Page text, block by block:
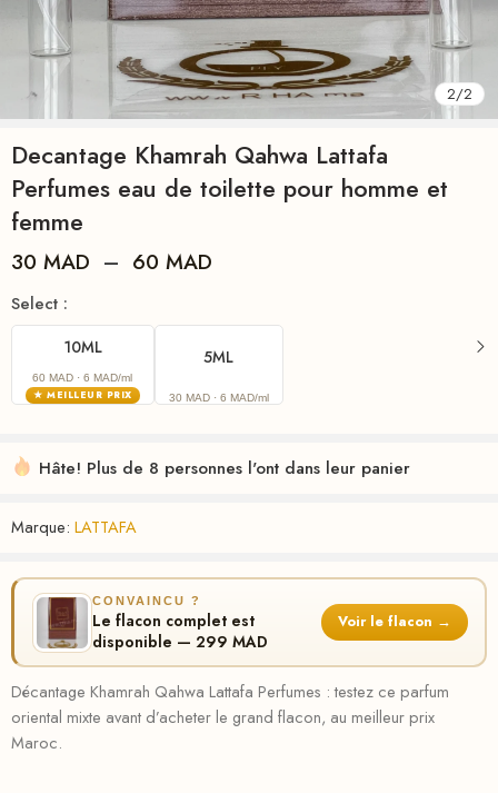
2/2
Decantage Khamrah Qahwa Lattafa
Perfumes eau de toilette pour homme et
femme
30 MAD – 60 MAD
Select :
10ML
60 MAD · 6 MAD/ml
★ MEILLEUR PRIX
5ML
30 MAD· 6 MAD/ml
Hâte! Plus de 8 personnes l'ont dans leur panier
Marque: LATTAFA
CONVAINCU ?
Le flacon complet est
disponible — 299 MAD
Voir le flacon →
Décantage Khamrah Qahwa Lattafa Perfumes : testez ce parfum
oriental mixte avant d’acheter le grand flacon, au meilleur prix
Maroc.